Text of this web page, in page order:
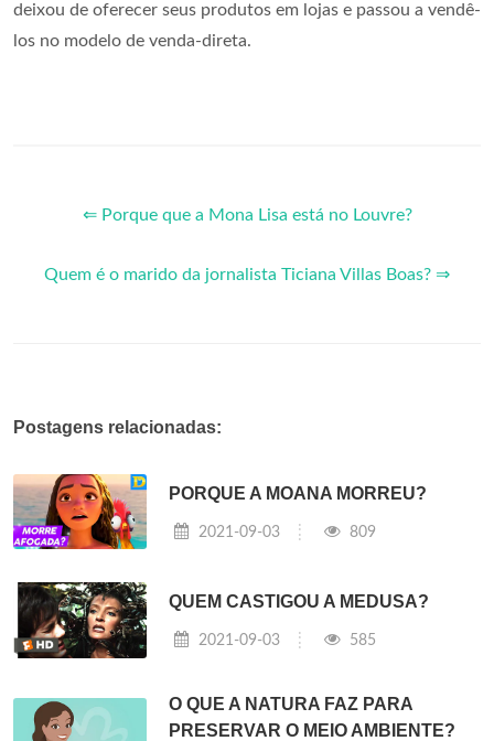
deixou de oferecer seus produtos em lojas e passou a vendê-
los no modelo de venda-direta.
⇐ Porque que a Mona Lisa está no Louvre?
Quem é o marido da jornalista Ticiana Villas Boas? ⇒
Postagens relacionadas:
PORQUE A MOANA MORREU?
2021-09-03 809
QUEM CASTIGOU A MEDUSA?
2021-09-03 585
O QUE A NATURA FAZ PARA
PRESERVAR O MEIO AMBIENTE?